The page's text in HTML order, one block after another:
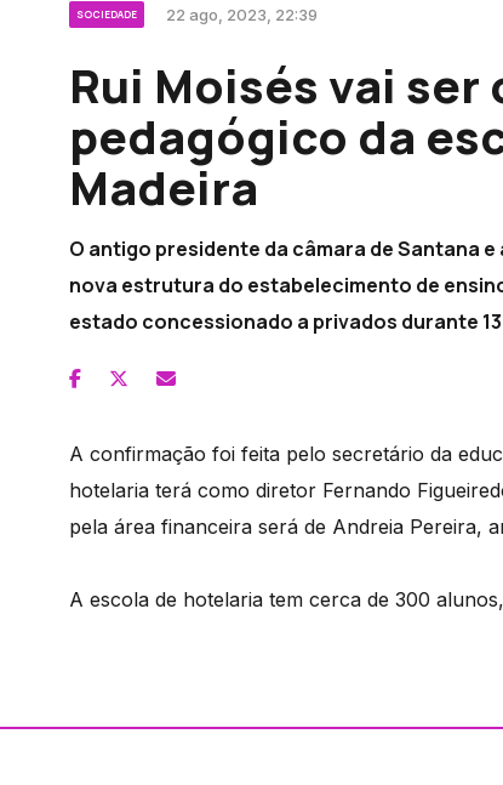
SOCIEDADE 22 ago, 2023, 22:39
Rui Moisés vai
pedagógico da
Madeira
O antigo presidente da câmara de Santana
nova estrutura do estabelecimento de
estado concessionado a privados durante
A confirmação foi feita pelo secretário da
hotelaria terá como diretor Fernando
pela área financeira será de Andreia Pereira,
A escola de hotelaria tem cerca de 300